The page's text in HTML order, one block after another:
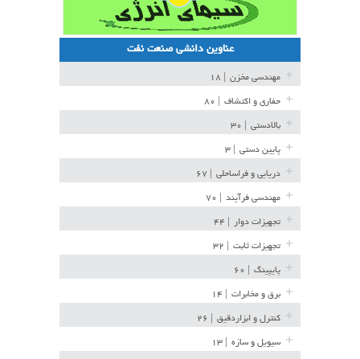
عناوین دانشی صنعت نفت
مهندسی مخزن
حفاری و اکتشاف
بالادستی
پایین دستی
دریایی و فراساحلی
مهندسی فرآیند
تجهیزات دوار
تجهیزات ثابت
پایپینگ
برق و مخابرات
کنترل و ابزاردقیق
سیویل و سازه